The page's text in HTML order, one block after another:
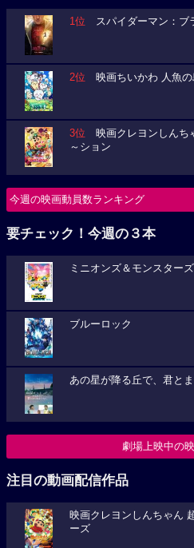
1位 スパイダーマン：ブ
2位 映画ちいかわ 人魚の
3位 映画クレヨンしんち
～ション
今週の映画動員数ランキング
要チェック！今週の３本
ミニオンズ＆モンスターズ
ブルーロック
あの星が降る丘で、君とま
劇場上映中の
注目の動画配信作品
映画クレヨンしんちゃん
ーズ